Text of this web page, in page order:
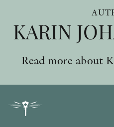
KARIN
Read more about